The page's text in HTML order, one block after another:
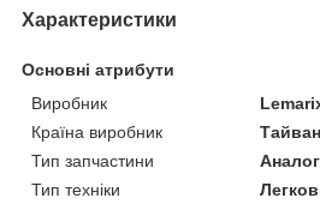
Характеристики
Основні атрибути
Виробник
Країна виробник
Тип запчастини
Аналог
Тип техніки